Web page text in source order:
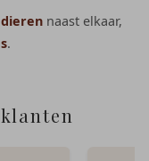
naast elkaar,
.